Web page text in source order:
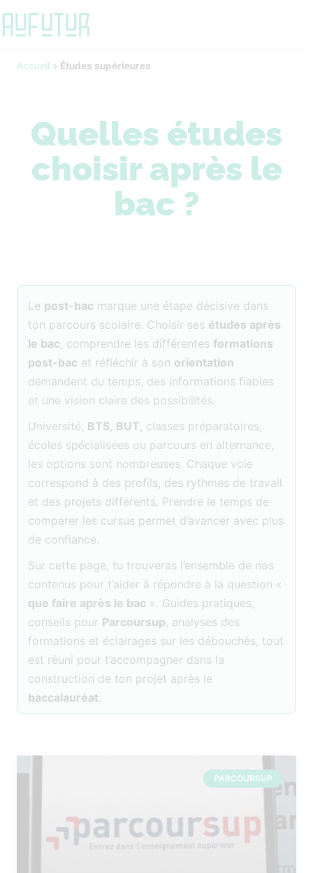
Accueil » Études supérieures
Quelles études
choisir après le
bac ?
Le post-bac marque une étape décisive dans
ton parcours scolaire. Choisir ses études après
le bac, comprendre les différentes formations
post-bac et réfléchir à son orientation
demandent du temps, des informations fiables
et une vision claire des possibilités.
Université, BTS, BUT, classes préparatoires,
écoles spécialisées ou parcours en alternance,
les options sont nombreuses. Chaque voie
correspond à des profils, des rythmes de travail
et des projets différents. Prendre le temps de
comparer les cursus permet d’avancer avec plus
de confiance.
Sur cette page, tu trouveras l’ensemble de nos
contenus pour t’aider à répondre à la question «
que faire après le bac ». Guides pratiques,
conseils pour Parcoursup, analyses des
formations et éclairages sur les débouchés, tout
est réuni pour t’accompagner dans la
construction de ton projet après le
baccalauréat.
PARCOURSUP